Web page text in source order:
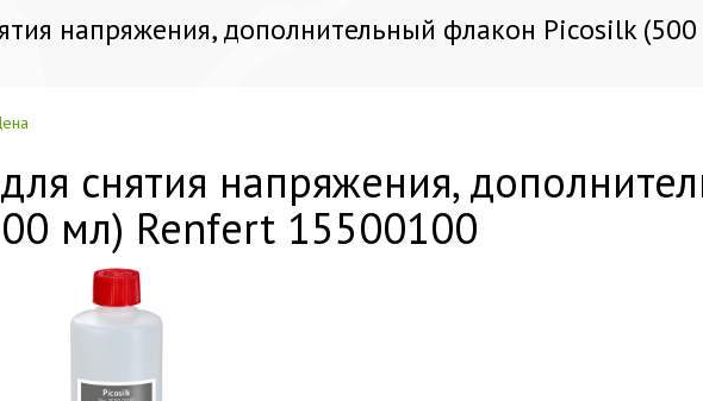
напряжения, дополнительный флакон Picosilk
снятия напряжения,
мл) Renfert 15500100